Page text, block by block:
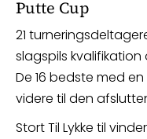
Putte Cup
21
slagspils kvalifikation
De 16 bedste med
videre til den
Stort Til Lykke til